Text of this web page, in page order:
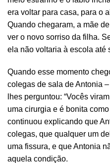
era voltar para casa, para o
Quando chegaram, a mãe
ver o novo sorriso da filha.
ela não voltaria à escola até
Quando esse momento
colegas de sala de Antonia
lhes perguntou: “Vocês
uma cirurgia e é bonita
continuou explicando que
colegas, que qualquer um
uma fissura, e que Antonia
aquela condição.